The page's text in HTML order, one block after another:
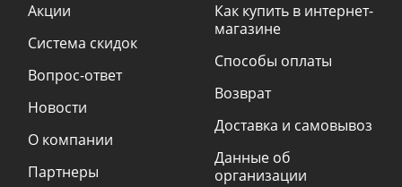
Акции
Система скидок
Вопрос-ответ
Новости
О компании
Партнеры
Как купить в интернет-
магазине
Способы оплаты
Возврат
Доставка и самовывоз
Данные об
организации